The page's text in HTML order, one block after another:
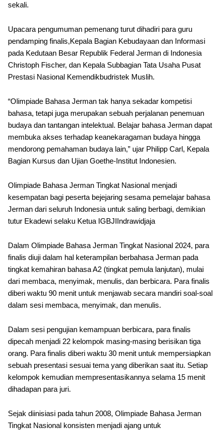
sekali.
Upacara pengumuman pemenang turut dihadiri para guru
pendamping finalis,Kepala Bagian Kebudayaan dan Informasi
pada Kedutaan Besar Republik Federal Jerman di Indonesia
Christoph Fischer, dan Kepala Subbagian Tata Usaha Pusat
Prestasi Nasional Kemendikbudristek Muslih.
“Olimpiade Bahasa Jerman tak hanya sekadar kompetisi
bahasa, tetapi juga merupakan sebuah perjalanan penemuan
budaya dan tantangan intelektual. Belajar bahasa Jerman dapat
membuka akses terhadap keanekaragaman budaya hingga
mendorong pemahaman budaya lain,” ujar Philipp Carl, Kepala
Bagian Kursus dan Ujian Goethe-Institut Indonesien.
Olimpiade Bahasa Jerman Tingkat Nasional menjadi
kesempatan bagi peserta bejejaring sesama pemelajar bahasa
Jerman dari seluruh Indonesia untuk saling berbagi, demikian
tutur Ekadewi selaku Ketua IGBJIIndrawidjaja
Dalam Olimpiade Bahasa Jerman Tingkat Nasional 2024, para
finalis diuji dalam hal keterampilan berbahasa Jerman pada
tingkat kemahiran bahasa A2 (tingkat pemula lanjutan), mulai
dari membaca, menyimak, menulis, dan berbicara. Para finalis
diberi waktu 90 menit untuk menjawab secara mandiri soal-soal
dalam sesi membaca, menyimak, dan menulis.
Dalam sesi pengujian kemampuan berbicara, para finalis
dipecah menjadi 22 kelompok masing-masing berisikan tiga
orang. Para finalis diberi waktu 30 menit untuk mempersiapkan
sebuah presentasi sesuai tema yang diberikan saat itu. Setiap
kelompok kemudian mempresentasikannya selama 15 menit
dihadapan para juri.
Sejak diinisiasi pada tahun 2008, Olimpiade Bahasa Jerman
Tingkat Nasional konsisten menjadi ajang untuk